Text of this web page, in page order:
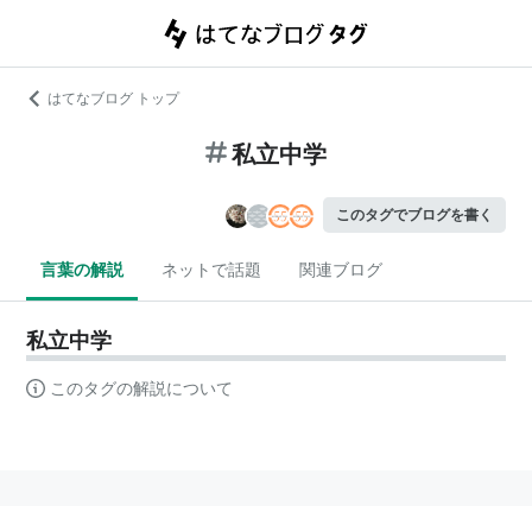
はてなブログ トップ
私立中学
このタグでブログを書く
言葉の解説 ネットで話題 関連ブログ
私立中学
このタグの解説について